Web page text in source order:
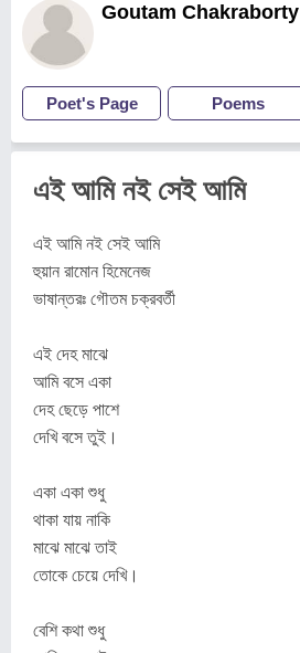
Goutam Chakraborty
Poet's Page Poems
এই আমি নই সেই আমি
এই আমি নই সেই আমি
হুয়ান রামোন হিমেনেজ
ভাষান্তরঃ গৌতম চক্রবর্তী
এই দেহ মাঝে
আমি বসে একা
দেহ ছেড়ে পাশে
দেখি বসে তুই।
একা একা শুধু
থাকা যায় নাকি
মাঝে মাঝে তাই
তোকে চেয়ে দেখি।
বেশি কথা শুধু